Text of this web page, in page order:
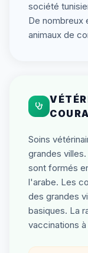
société
De nombreux
animaux de
Soins
grandes
sont formés
l'arabe. Les
des grandes
basiques. La
vaccinations à